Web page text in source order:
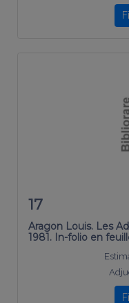
17
Aragon Louis. Les
1981. In-folio en